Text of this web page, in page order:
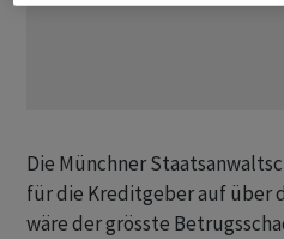
Die Münchner
für die Kreditgeber auf über
wäre der grösste